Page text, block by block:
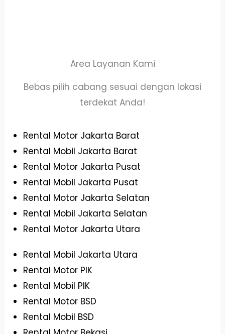
Area Layanan Kami
Bebas pilih cabang sesuai dengan lokasi
terdekat Anda!
Rental Motor Jakarta Barat
Rental Mobil Jakarta Barat
Rental Motor Jakarta Pusat
Rental Mobil Jakarta Pusat
Rental Motor Jakarta Selatan
Rental Mobil Jakarta Selatan
Rental Motor Jakarta Utara
Rental Mobil Jakarta Utara
Rental Motor PIK
Rental Mobil PIK
Rental Motor BSD
Rental Mobil BSD